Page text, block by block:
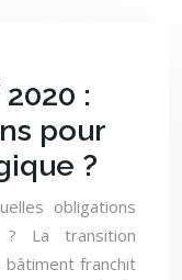
:
pour
?
obligations
La transition
franchit